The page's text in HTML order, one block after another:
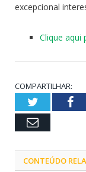
excepcional
Clique aqui
COMPARTILHAR:
Twitter
Email
CONTEÚDO